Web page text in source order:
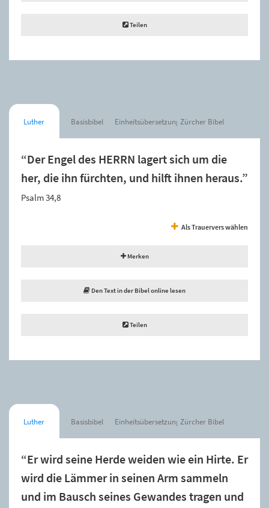
Teilen
Luther Basisbibel Einheitsübersetzung Zürcher Bibel
“Der Engel des HERRN lagert sich um die
her, die ihn fürchten, und hilft ihnen heraus.”
Psalm 34,8
Als Trauervers wählen
Merken
Den Text in der Bibel online lesen
Teilen
Luther Basisbibel Einheitsübersetzung Zürcher Bibel
“Er wird seine Herde weiden wie ein Hirte. Er
wird die Lämmer in seinen Arm sammeln
und im Bausch seines Gewandes tragen und